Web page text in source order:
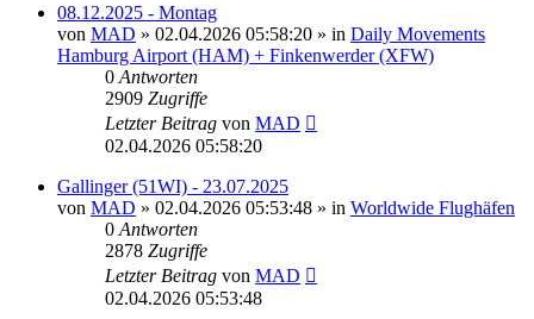
08.12.2025 - Montag
von MAD » 02.04.2026 05:58:20 » in Daily Movements
Hamburg Airport (HAM) + Finkenwerder (XFW)
0 Antworten
2909 Zugriffe
Letzter Beitrag von MAD
02.04.2026 05:58:20
Gallinger (51WI) - 23.07.2025
von MAD » 02.04.2026 05:53:48 » in Worldwide Flughäfen
0 Antworten
2878 Zugriffe
Letzter Beitrag von MAD
02.04.2026 05:53:48